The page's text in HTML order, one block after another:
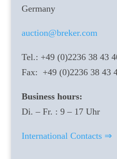
Germany
auction@breker.com
Tel.: +49 (0)2236 38 43
Fax: +49 (0)2236 38 43
Business hours:
Di. – Fr. : 9 – 17 Uhr
International Contacts ⇒